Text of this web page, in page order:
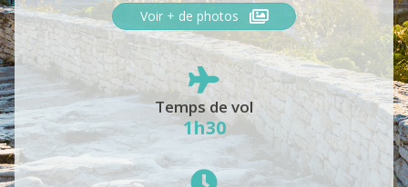
Voir + de photos
Temps de vol
1h30